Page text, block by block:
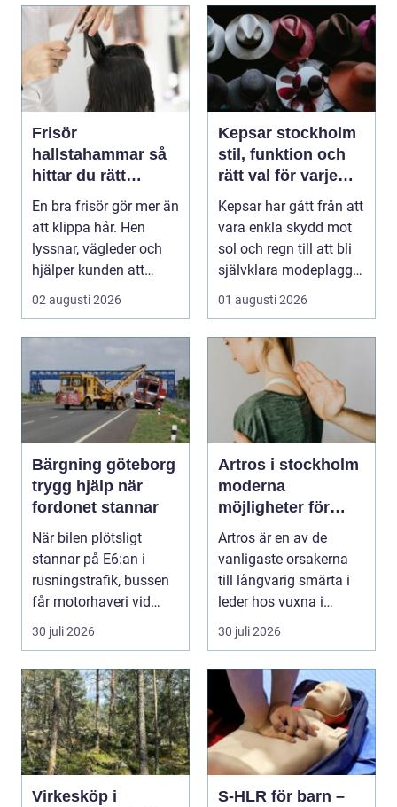
Frisör
hallstahammar så
hittar du rätt
salong för stil,
kvalitet och känsla
En bra frisör gör mer än
att klippa hår. Hen
lyssnar, vägleder och
hjälper kunden att
känna sig tryg...
02 augusti 2026
Kepsar stockholm
stil, funktion och
rätt val för varje
huvud
Kepsar har gått från att
vara enkla skydd mot
sol och regn till att bli
självklara modeplagg i
stors...
01 augusti 2026
Bärgning göteborg
trygg hjälp när
fordonet stannar
När bilen plötsligt
stannar på E6:an i
rusningstrafik, bussen
får motorhaveri vid
hållplatsen eller ...
30 juli 2026
Artros i stockholm
moderna
möjligheter för
mindre smärta och
mer rörelse
Artros är en av de
vanligaste orsakerna
till långvarig smärta i
leder hos vuxna i
Sverige. Många i S...
30 juli 2026
Virkesköp i
S-HLR för barn –